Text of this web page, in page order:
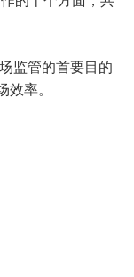
监管的首要目的
效率。